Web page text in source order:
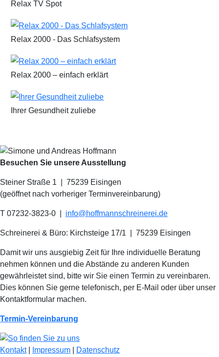
Relax TV Spot
Relax 2000 - Das Schlafsystem
Relax 2000 – einfach erklärt
Ihrer Gesundheit zuliebe
Besuchen Sie unsere Ausstellung
Steiner Straße 1 | 75239 Eisingen
(geöffnet nach vorheriger Terminvereinbarung)
T 07232-3823-0 info@hoffmannschreinerei.de
Schreinerei & Büro: Kirchsteige 17/1 75239 Eisingen
Damit wir uns ausgiebig Zeit für Ihre individuelle Beratung
nehmen können und die Abstände zu anderen Kunden
gewährleistet sind, bitte wir Sie einen Termin zu vereinbaren.
Dies können Sie gerne telefonisch, per E-Mail oder über unser
Kontaktformular machen.
Termin-Vereinbarung
Kontakt| Impressum
Datenschutz